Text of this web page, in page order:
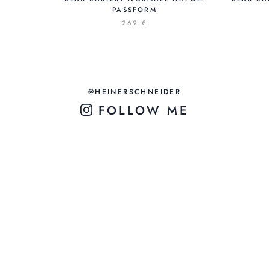
PASSFORM
269 €
@HEINERSCHNEIDER
FOLLOW ME